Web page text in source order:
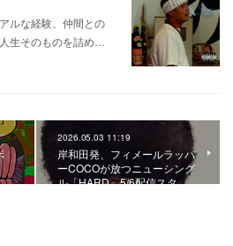
ルな経験、仲間との
生そのものを詰め…
2026.05.03 11:19
岸和田発、フィメールラッパ
ーCOCOが放つニューシング
ル「HARD」5/6配信スタ…